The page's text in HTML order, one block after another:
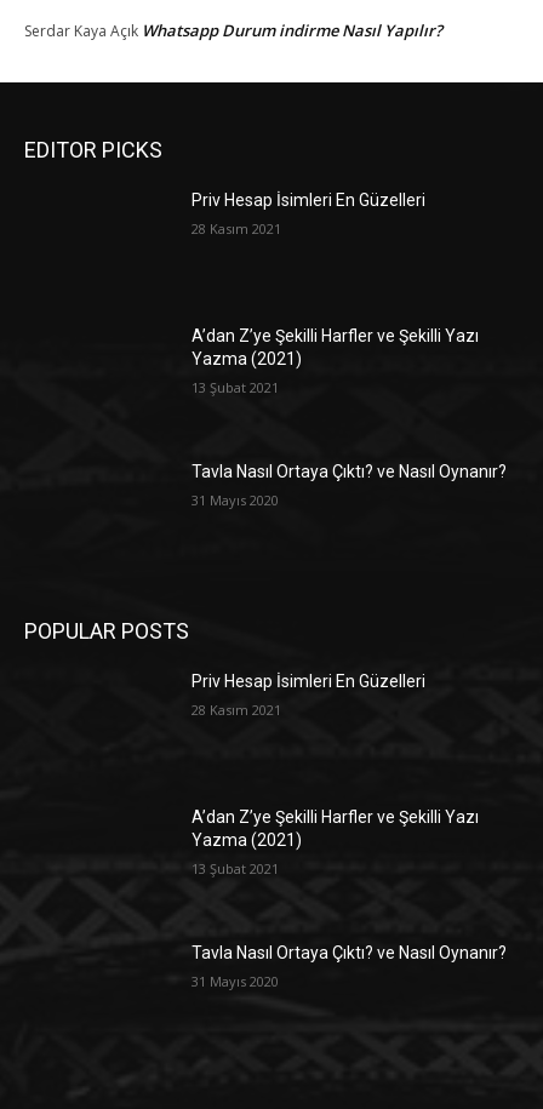
Serdar Kaya Açık Whatsapp Durum indirme Nasıl Yapılır?
EDITOR PICKS
Priv Hesap İsimleri En Güzelleri
28 Kasım 2021
A’dan Z’ye Şekilli Harfler ve Şekilli Yazı
Yazma (2021)
13 Şubat 2021
Tavla Nasıl Ortaya Çıktı? ve Nasıl Oynanır?
31 Mayıs 2020
POPULAR POSTS
Priv Hesap İsimleri En Güzelleri
28 Kasım 2021
A’dan Z’ye Şekilli Harfler ve Şekilli Yazı
Yazma (2021)
13 Şubat 2021
Tavla Nasıl Ortaya Çıktı? ve Nasıl Oynanır?
31 Mayıs 2020